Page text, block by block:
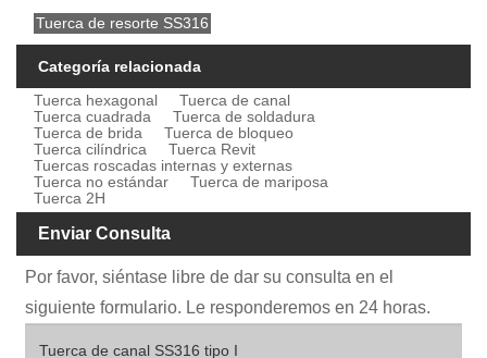
Tuerca de resorte SS316
Categoría relacionada
Tuerca hexagonal
Tuerca de canal
Tuerca cuadrada
Tuerca de soldadura
Tuerca de brida
Tuerca de bloqueo
Tuerca cilíndrica
Tuerca Revit
Tuercas roscadas internas y externas
Tuerca no estándar
Tuerca de mariposa
Tuerca 2H
Enviar Consulta
Por favor, siéntase libre de dar su consulta en el
siguiente formulario. Le responderemos en 24 horas.